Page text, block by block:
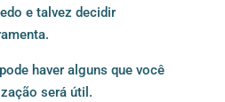
e talvez decidir
haver alguns que você
será útil.